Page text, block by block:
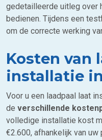
gedetailleerde uitleg over
bedienen. Tijdens een
om de correcte werking
Kosten van
installatie
Voor u een laadpaal laat
de verschillende
volledige installatie kost
€2.600, afhankelijk van